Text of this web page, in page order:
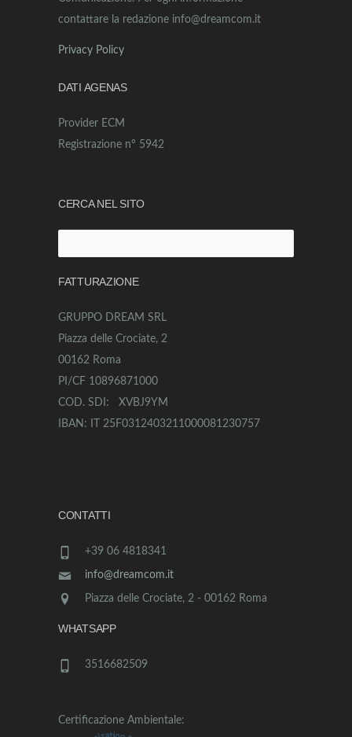
contattare la redazione info@dreamcom.it
Privacy Policy
DATI AGENAS
Provider ECM
Registrazione n° 5942
CERCA NEL SITO
per:
FATTURAZIONE
GRUPPO DREAM SRL
Piazza delle Crociate, 2
00162 Roma
PI/CF 10896871000
COD. SDI: XVBJ9YM
IBAN: IT 25F0312403211000081230757
CONTATTI
+39 06 4818341
info@dreamcom.it
Piazza delle Crociate, 2 - 00162 Roma
WHATSAPP
3516682509
Certificazione Ambientale: